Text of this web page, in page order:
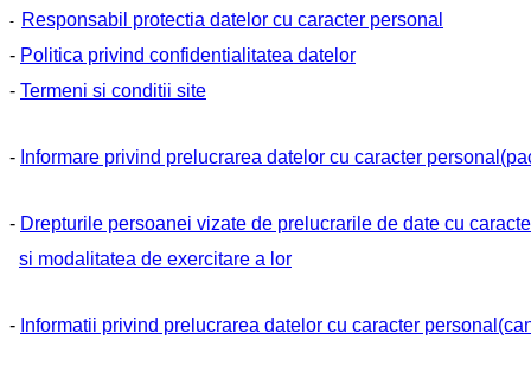
- Responsabil protectia datelor cu caracter personal
- Politica privind confidentialitatea datelor
- Termeni si conditii site
- Informare privind prelucrarea datelor cu caracter
- Drepturile persoanei vizate de prelucrarile de date cu
si modalitatea de exercitare a lor
- Informatii privind prelucrarea datelor cu caracter